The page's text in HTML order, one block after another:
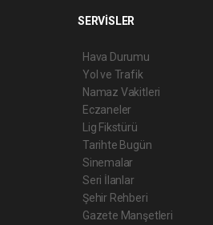
SERVİSLER
Hava Durumu
Yol ve Trafik
Namaz Vakitleri
Eczaneler
Lig Fikstürü
Tarihte Bugün
Sinemalar
Seri İlanlar
Şehir Rehberi
Gazete Manşetleri